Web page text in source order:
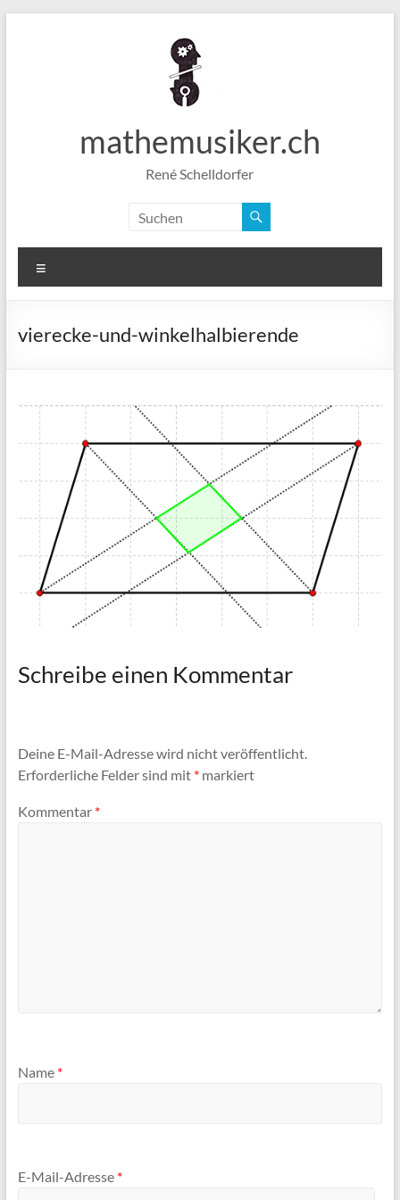
mathemusiker.ch
René Schelldorfer
vierecke-und-winkelhalbierende
Schreibe einen Kommentar
Deine E-Mail-Adresse wird nicht veröffentlicht.
Erforderliche Felder sind mit *markiert
Kommentar *
Name *
E-Mail-Adresse *